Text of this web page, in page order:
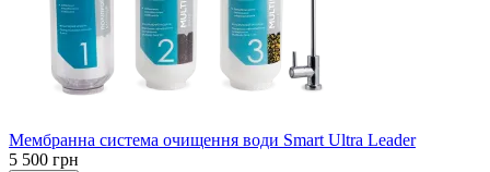
Мембранна система очищення води Smart Ultra Leader
5 500 грн